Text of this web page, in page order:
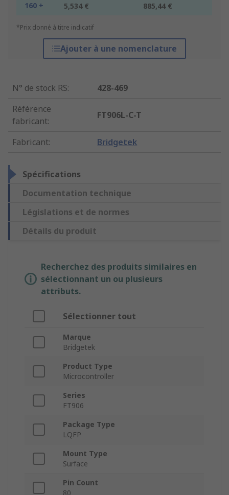
160 + 5,534 € 885,44 €
*Prix donné à titre indicatif
Ajouter à une nomenclature
N° de stock RS:
428-469
Référence
fabricant:
FT906L-C-T
Fabricant: Bridgetek
Spécifications
Documentation technique
Législations et de normes
Détails du produit
Recherchez des produits similaires en
sélectionnant un ou plusieurs
attributs.
Sélectionner tout
Marque
Bridgetek
Product Type
Microcontroller
Series
FT906
Package Type
LQFP
Mount Type
Surface
Pin Count
80